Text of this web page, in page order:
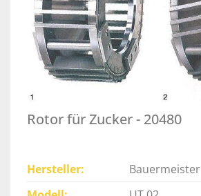
Rotor für Zucker - 20480
Hersteller
Bauermeister